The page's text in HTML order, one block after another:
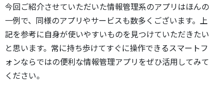
今回ご紹介させていただいた情報管理系のアプリはほんの
一例で、同様のアプリやサービスも数多くございます。上
記を参考に自身が使いやすいものを見つけていただきたい
と思います。常に持ち歩けてすぐに操作できるスマートフ
ォンならではの便利な情報管理アプリをぜひ活用してみて
ください。